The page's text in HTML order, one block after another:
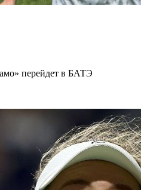
перейдет в БАТЭ